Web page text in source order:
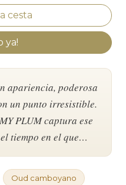
ya!
apariencia, poderosa
un punto irresistible.
PLUM captura ese
tiempo en el que…
Oud camboyano